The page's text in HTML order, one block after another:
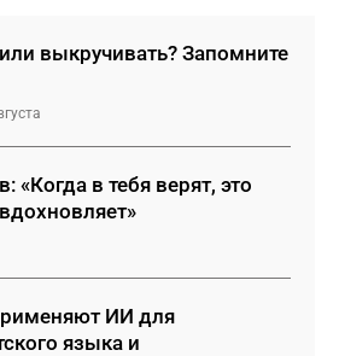
выкручивать? Запомните
«Когда в тебя верят, это
ИИ для
языка и